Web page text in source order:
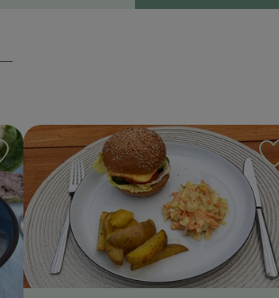
Rezept zu Favouriten hinzufügen